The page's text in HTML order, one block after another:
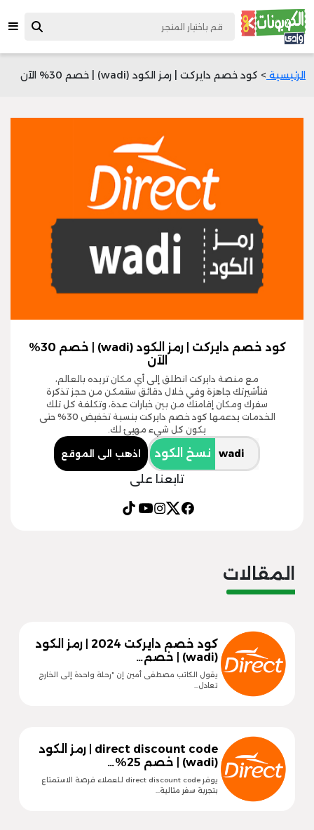
الرئيسية > كود خصم دايركت | رمز الكود (wadi) | خصم 30% الآن
كود خصم دايركت | رمز الكود (wadi) | خصم 30%
الآن
مع منصة دايركت انطلق إلى أي مكان تريده بالعالم،
فتأشيرتك جاهزة وفي خلال دقائق ستتمكن من حجز تذكرة
سفرك ومكان إقامتك من بين خيارات عدة، وتكلفة كل تلك
الخدمات يدعمها كود خصم دايركت بنسبة تخفيض 30% حتى
يكون كل شيء مهيئ لك.
نسخ الكود اذهب الى الموقع
تابعنا على
المقالات
كود خصم دايركت 2024 | رمز الكود
(wadi) | خصم…
يقول الكاتب مصطفى أمين إن "رحلة واحدة إلى الخارج
تعادل…
direct discount code | رمز الكود
(wadi) | خصم 25%…
يوفر direct discount code للعملاء فرصة الاستمتاع
بتجربة سفر مثالية…